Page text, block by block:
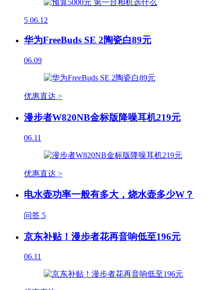
5 06.12
华为FreeBuds SE 2陶瓷白89元
06.09
优惠直达 >
漫步者W820NB金标版降噪耳机219元
06.11
优惠直达 >
电水壶功率一般有多大，烧水壶多少W？
问答 5
京东补贴！漫步者花再音响低至196元
06.11